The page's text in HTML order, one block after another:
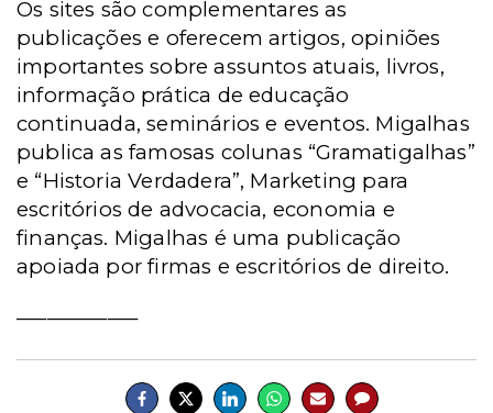
Os sites sãocomplementares as
publicações e oferecem artigos, opiniões
importantessobre assuntos atuais, livros,
informação prática de educação
continuada,seminários e eventos. Migalhas
publica as famosas colunas “Gramatigalhas”
e “Historia Verdadera”, Marketing para
escritórios de advocacia, economia e
finanças. Migalhas é uma publicação
apoiada por firmas e escritórios de direito.